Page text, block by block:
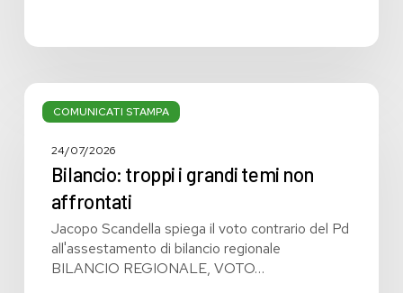
COMUNICATI STAMPA
Bilancio:
troppi
grandi
affrontati
24/07/2026
Bilancio: troppi i grandi temi non
affrontati
Jacopo Scandella spiega il voto contrario del Pd
all'assestamento di bilancio regionale
BILANCIO REGIONALE, VOTO…